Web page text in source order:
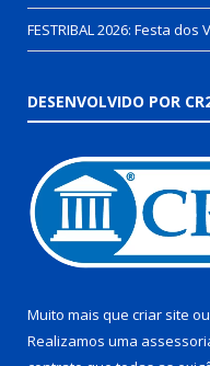
FESTRIBAL 2026: Festa dos
DESENVOLVIDO POR
Muito mais que criar site ou
Realizamos uma